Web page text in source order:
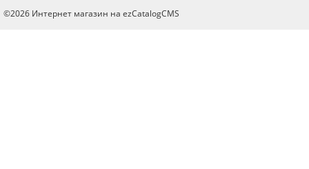
©2026 Интернет магазин на ezCatalogCMS